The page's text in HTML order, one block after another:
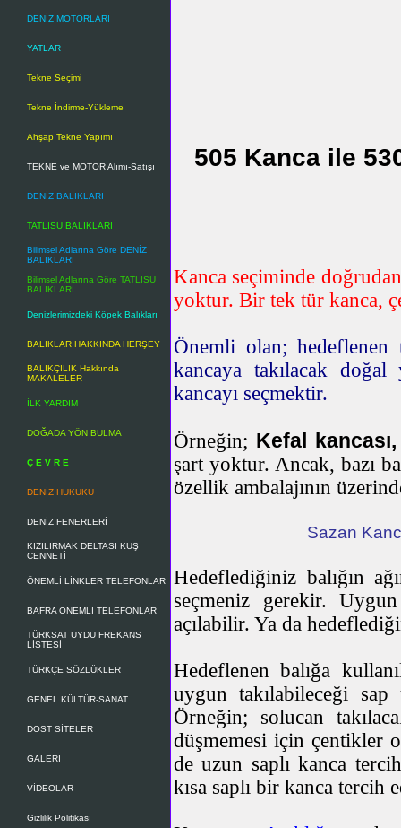
DENİZ MOTORLARI
YATLAR
Tekne Seçimi
Tekne İndirme-Yükleme
Ahşap Tekne Yapımı
TEKNE ve MOTOR Alımı-Satışı
DENİZ BALIKLARI
TATLISU BALIKLARI
Bilimsel Adlarına Göre DENİZ
BALIKLARI
Bilimsel Adlarına Göre TATLISU
BALIKLARI
Denizlerimizdeki Köpek Balıkları
BALIKLAR HAKKINDA HERŞEY
BALIKÇILIK Hakkında
MAKALELER
İLK YARDIM
DOĞADA YÖN BULMA
Ç E V R E
DENİZ HUKUKU
DENİZ FENERLERİ
KIZILIRMAK DELTASI KUŞ
CENNETİ
ÖNEMLİ LİNKLER TELEFONLAR
BAFRA ÖNEMLİ TELEFONLAR
TÜRKSAT UYDU FREKANS
LİSTESİ
TÜRKÇE SÖZLÜKLER
GENEL KÜLTÜR-SANAT
DOST SİTELER
GALERİ
VİDEOLAR
Gizlilik Politikası
505 Kanca ile
Kanca seçiminde
yoktur. Bir tek tür kanca,
Önemli olan; hedeflenen
kancaya takılacak
kancayı seçmektir.
Örneğin; Kefal
şart yoktur. Ancak, bazı
özellik ambalajının
Sazan
Hedeflediğiniz balığın
seçmeniz gerekir.
açılabilir. Ya da
Hedeflenen balığa
uygun takılabileceği
Örneğin; solucan
düşmemesi için çentikler
de uzun saplı kanca
kısa saplı bir kanca